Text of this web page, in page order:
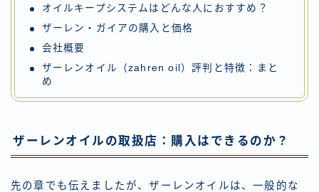
オイルキープシステムはどんな人におすすめ？
ザーレン・ガイアの購入と価格
会社概要
ザーレンオイル（zahren oil）評判と特徴：まと
め
ザーレンオイルの取扱店：購入はできるのか？
先の章でも伝えましたが、ザーレンオイルは、一般的な